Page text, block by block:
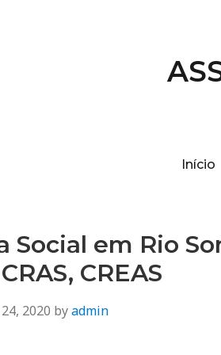
Início
Social em Rio
CREAS
2020 byadmin